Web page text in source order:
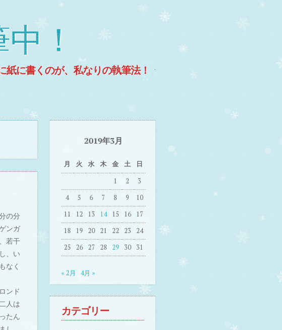
！
に書くのが、私なりの執筆法！
の分
ンガ
若干
、い
なく
ンド
人は
たん
2019年3月
月 火 水 木 金 土 日
1 2
3
4
5 6 7 8 9
10
11
12 13 14 15 16
17
18
19 20 21 22 23
24
25
26 27 28 29 30 31
« 2月 4月 »
カテゴリー